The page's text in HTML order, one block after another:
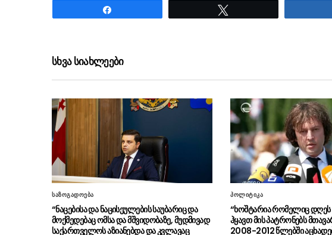
სხვა სიახლეები
საზოგადოება
“ნაცებისა და ნაცისეულების საუბარიც და
მოქმედებაც ომსა და მშვიდობაზე, მუდმივად
საქართველოს აზიანებდა და კვლავაც
პოლიტიკა
“ხოშტარია რომელიც დღეს
ჰყავთ მის პატრონებს
2008-2012 წლებში